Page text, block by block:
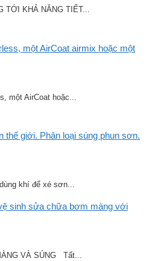
TỚI KHẢ NĂNG TIẾT...
một AirCoat airmix hoặc một
một AirCoat hoặc...
thế giới. Phân loại súng phun sơn.
khí để xé sơn...
sinh sửa chữa bơm màng với
VÀ SÚNG Tất...